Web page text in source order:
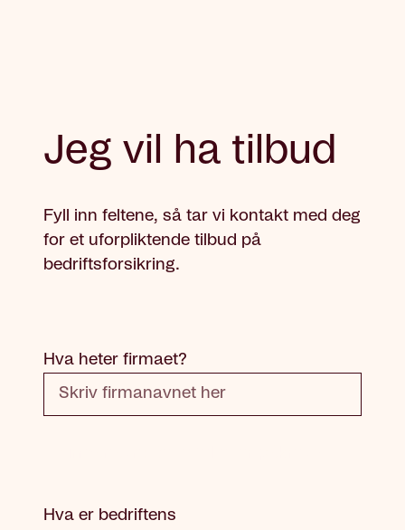
Jeg vil ha tilbud
Fyll inn feltene, så tar vi kontakt med deg
for et uforpliktende tilbud på
bedriftsforsikring.
Hva heter firmaet?
Hva er bedriftens